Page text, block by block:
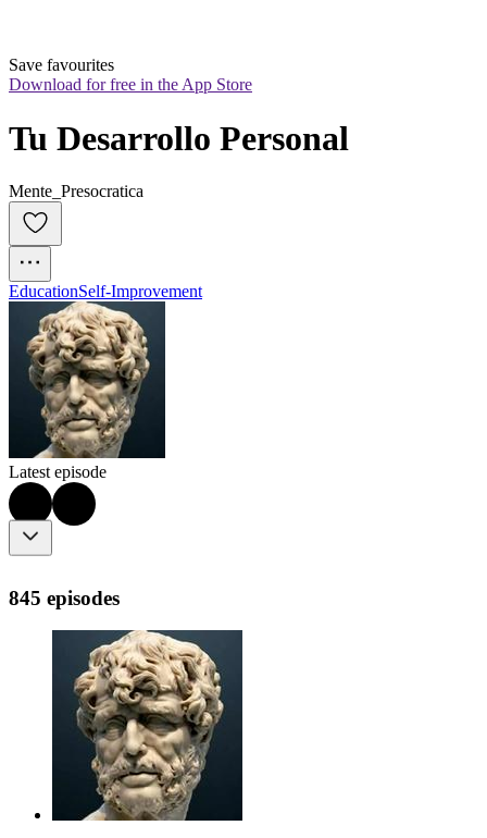
Save favourites
Download for free in the App Store
Tu Desarrollo Personal
Mente_Presocratica
EducationSelf-Improvement
Latest episode
845 episodes